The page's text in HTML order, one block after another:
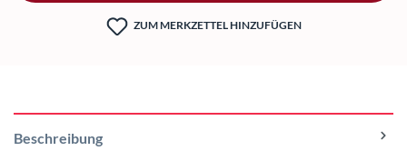
ZUM MERKZETTEL HINZUFÜGEN
Beschreibung